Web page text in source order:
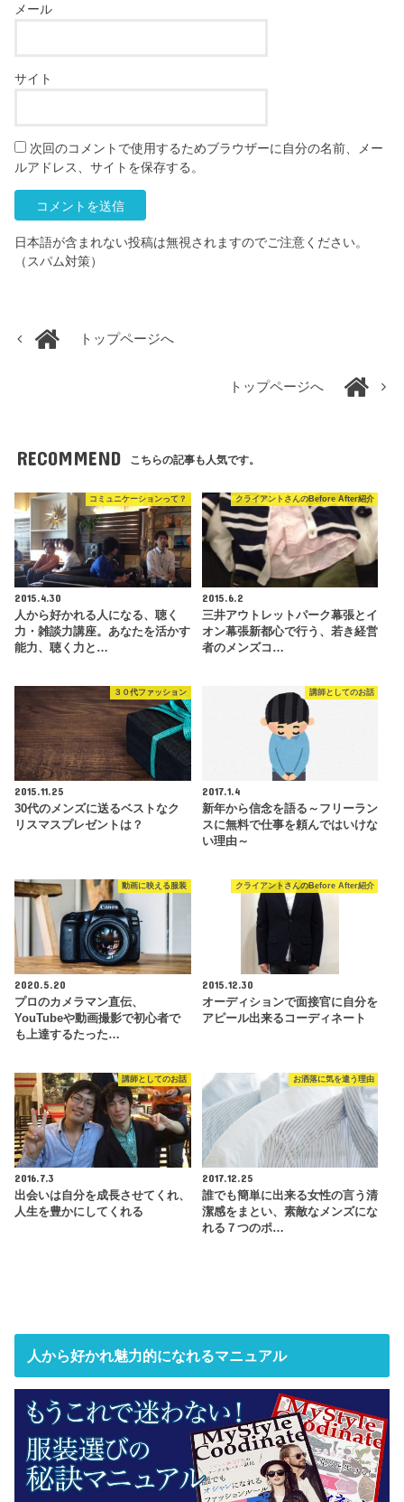
メール
サイト
次回のコメントで使用するためブラウザーに自分の名前、メー
ルアドレス、サイトを保存する。
日本語が含まれない投稿は無視されますのでご注意ください。
（スパム対策）
トップページへ
トップページへ
RECOMMEND こちらの記事も人気です。
コミュニケーションって？
2015.4.30
人から好かれる人になる、聴く
力・雑談力講座。あなたを活かす
能力、聴く力と…
クライアントさんのBefore After紹介
2015.6.2
三井アウトレットパーク幕張とイ
オン幕張新都心で行う、若き経営
者のメンズコ…
３０代ファッション
2015.11.25
30代のメンズに送るベストなク
リスマスプレゼントは？
講師としてのお話
2017.1.4
新年から信念を語る～フリーラン
スに無料で仕事を頼んではいけな
い理由～
動画に映える服装
2020.5.20
プロのカメラマン直伝、
YouTubeや動画撮影で初心者で
も上達するたった…
クライアントさんのBefore After紹介
2015.12.30
オーディションで面接官に自分を
アピール出来るコーディネート
講師としてのお話
2016.7.3
出会いは自分を成長させてくれ、
人生を豊かにしてくれる
お洒落に気を遣う理由
2017.12.25
誰でも簡単に出来る女性の言う清
潔感をまとい、素敵なメンズにな
れる７つのポ…
人から好かれ魅力的になれるマニュアル